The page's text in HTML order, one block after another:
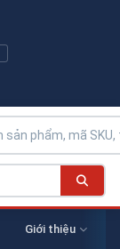
Giới thiệu